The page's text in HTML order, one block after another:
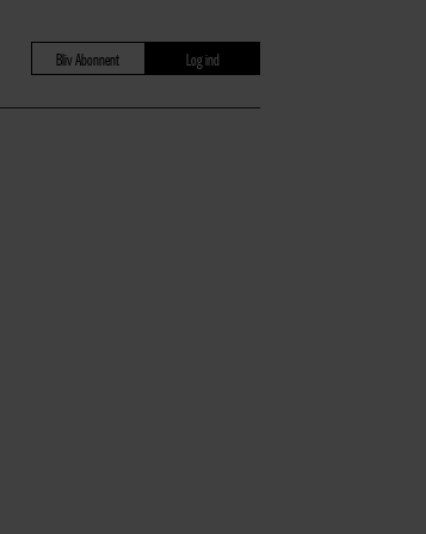
Bliv Abonnent Log ind